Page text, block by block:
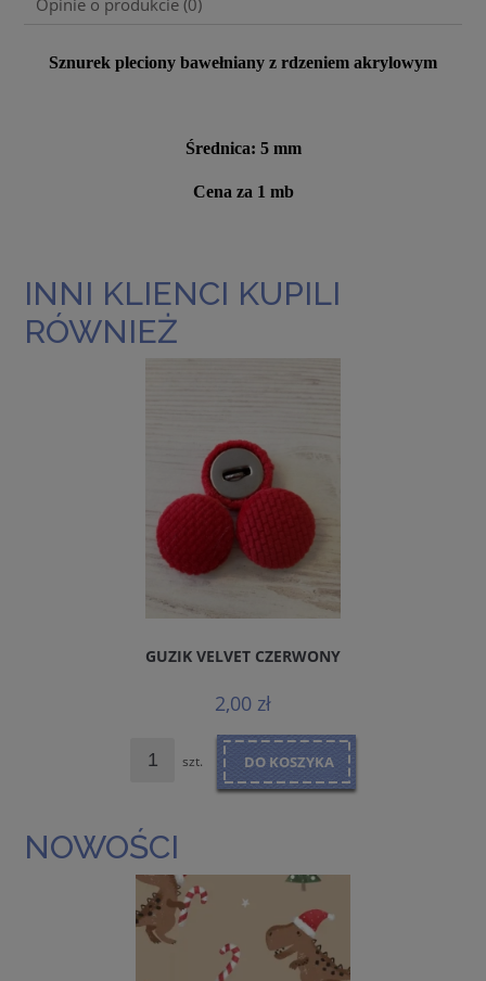
Sznurek pleciony bawełniany z rdzeniem akrylowym
Średnica: 5 mm
Cena za 1 mb
INNI KLIENCI KUPILI
RÓWNIEŻ
GUZIK VELVET CZERWONY
2,00 zł
szt. DO KOSZYKA
NOWOŚCI